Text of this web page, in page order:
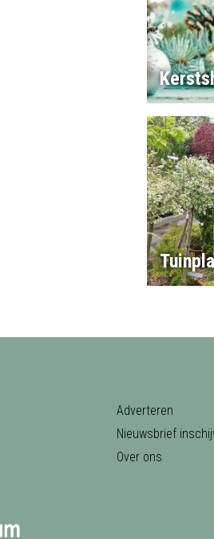
Adverteren
Nieuwsbrief
Over ons